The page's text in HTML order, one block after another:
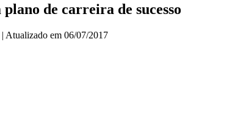
de carreira de sucesso
| Atualizado em 06/07/2017